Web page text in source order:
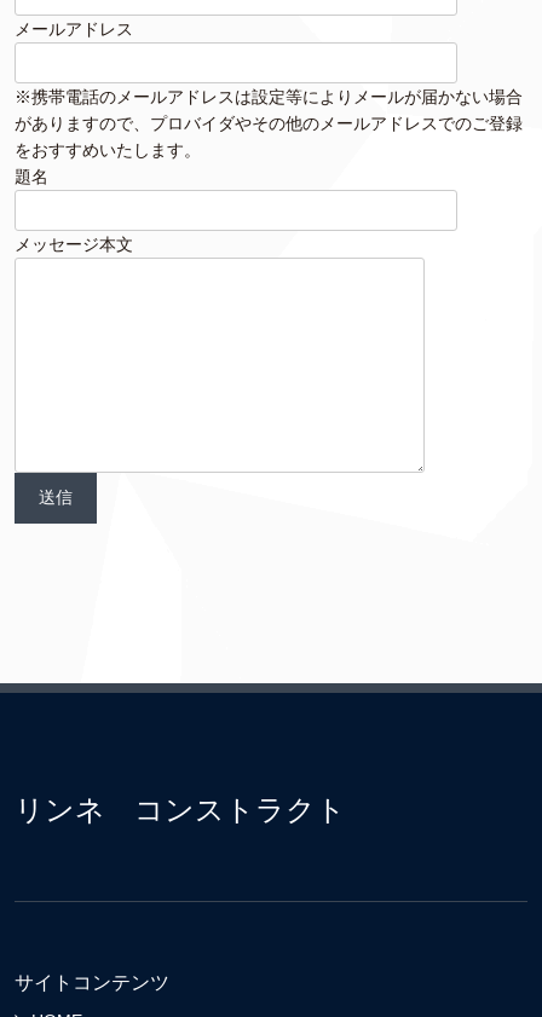
メールアドレス
※携帯電話のメールアドレスは設定等によりメールが届かない場合
がありますので、プロバイダやその他のメールアドレスでのご登録
をおすすめいたします。
題名
メッセージ本文
リンネ コンストラクト
サイトコンテンツ